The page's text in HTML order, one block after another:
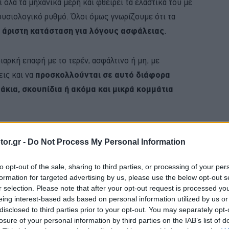
- Do Not Process My Personal Information
opt-out of the sale, sharing to third parties, or processing of your
for targeted advertising by us, please use the below opt-out
selection. Please note that after your opt-out request is processed
interest-based ads based on personal information utilized by us
to third parties prior to your opt-out. You may separately
of your personal information by third parties on the IAB’s list of
ρυθμό. Όλοι όμως γνωρίζουμε ότι τα
άριστη κατάσταση για λόγους ασφάλειας
επαφή με το τερέν, ασφάλτινο ή μη, με
και να προσκολλούνται σε αυτό διάφορα
σκουπίδια ή ακόμα και μικρά κομμάτια
BUY NOW
ME 119 ΕΥΡΩ ΤΟ ΜΗΝΑ
ΤΑ ΝΕΑ ΜΟΝΤΕΛΑ ΤΗΣ BMW
4 ΕΠΙΣΤΡΕΦΕΙ -ΠΟΣΟ ΚΟΣΤΙΖΕΙ